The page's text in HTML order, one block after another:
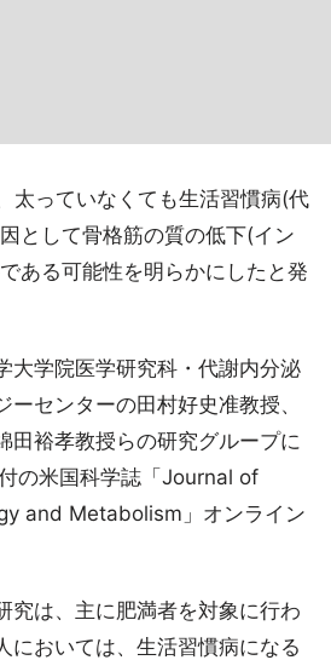
太っていなくても生活習慣病(代
として骨格筋の質の低下(イン
ある可能性を明らかにしたと発
大学院医学研究科・代謝内分泌
ーセンターの田村好史准教授、
田裕孝教授らの研究グループに
の米国科学誌「Journal of
and Metabolism」オンライン
究は、主に肥満者を対象に行わ
においては、生活習慣病になる